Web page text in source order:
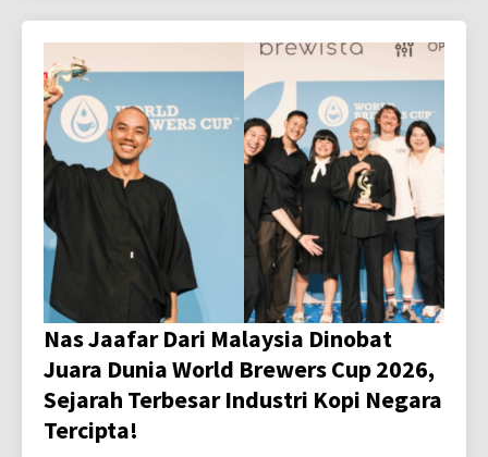
Nas Jaafar Dari Malaysia Dinobat
Juara Dunia World Brewers Cup 2026,
Sejarah Terbesar Industri Kopi Negara
Tercipta!